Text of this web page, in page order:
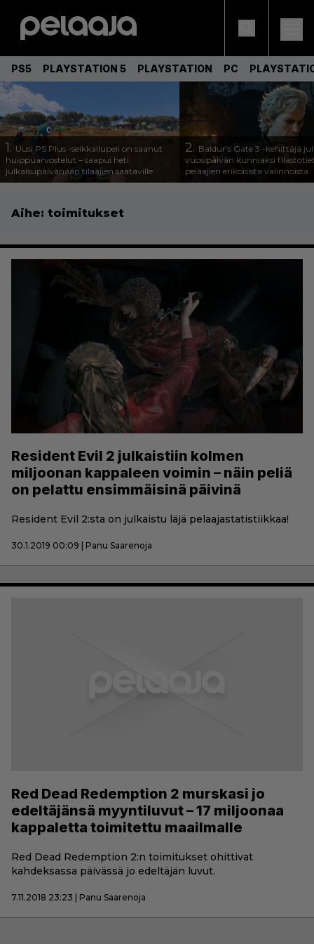
PS5 PLAYSTATION 5 PLAYSTATION PC
1. Uusi PS Plus -seikkailupeli on saanut
huippuarvostelut – saapui heti
julkaisupäivänään tilaajien saataville
2. Baldur’s Gate 3 -kehittäjä
vuosipäivän kunniaksi
pelaajien erikoisista valinnoista
Aihe: toimitukset
Resident Evil 2 julkaistiin kolmen
miljoonan kappaleen voimin – näin peliä
on pelattu ensimmäisinä päivinä
Resident Evil 2:sta on julkaistu läjä pelaajastatistiikkaa!
30.1.2019 00:09 | Panu Saarenoja
Red Dead Redemption 2 murskasi jo
edeltäjänsä myyntiluvut – 17 miljoonaa
kappaletta toimitettu maailmalle
Red Dead Redemption 2:n toimitukset ohittivat
kahdeksassa päivässä jo edeltäjän luvut.
7.11.2018 23:23 | Panu Saarenoja